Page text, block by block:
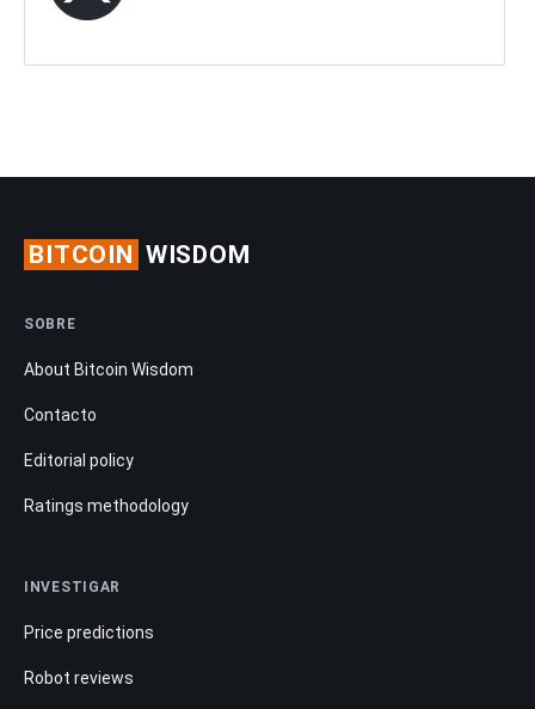
BITCOIN WISDOM
SOBRE
About Bitcoin Wisdom
Contacto
Editorial policy
Ratings methodology
INVESTIGAR
Price predictions
Robot reviews